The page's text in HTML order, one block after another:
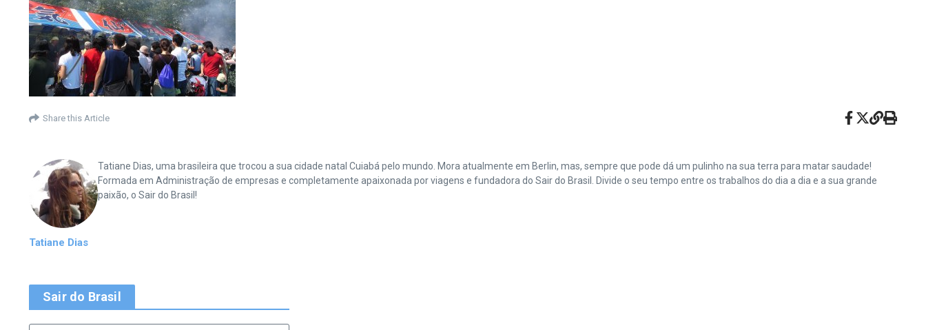
Share this Article
Tatiane Dias
Tatiane Dias, uma brasileira que trocou a sua cidade natal Cuiabá pelo mundo. Mora atualmente em Berlin, mas, sempre que pode dá um pulinho na sua terra para matar saudade!
Formada em Administração de empresas e completamente apaixonada por viagens e fundadora do Sair do Brasil. Divide o seu tempo entre os trabalhos do dia a dia e a sua grande
paixão, o Sair do Brasil!
Sair do Brasil